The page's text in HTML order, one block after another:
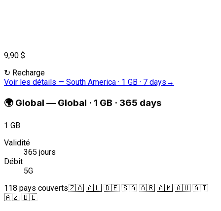
9,90 $
↻ Recharge
Voir les détails — South America · 1 GB · 7 days →
🌍 Global — Global · 1 GB · 365 days
1 GB
Validité
365 jours
Débit
5G
118 pays couverts🇿🇦 🇦🇱 🇩🇪 🇸🇦 🇦🇷 🇦🇲 🇦🇺 🇦🇹
🇦🇿 🇧🇪